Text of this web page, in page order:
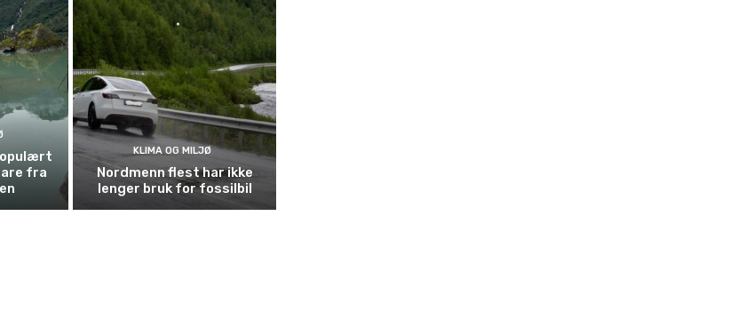
fra
KLIMA OG MILJØ
Nordmenn flest har ikke
lenger bruk for fossilbil